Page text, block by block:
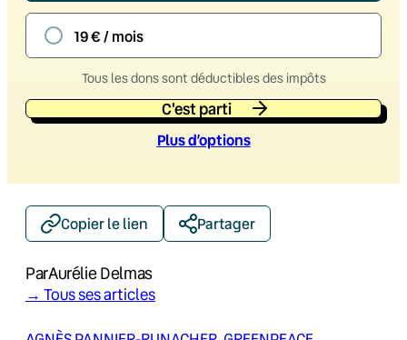
19 € / mois
Tous les dons sont déductibles des impôts
C'est parti
Plus d’options
Copier le lien Partager
ParAurélie Delmas
→ Tous ses articles